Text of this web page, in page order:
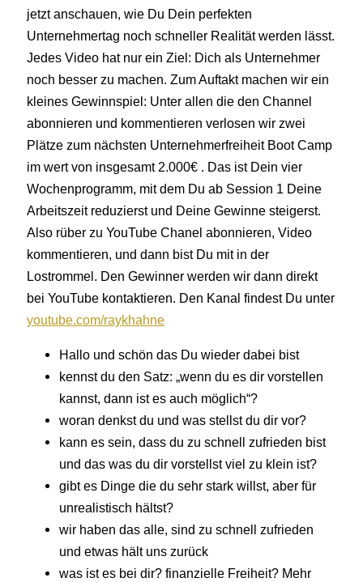
jetzt anschauen, wie Du Dein perfekten
Unternehmertag noch schneller Realität werden lässt.
Jedes Video hat nur ein Ziel: Dich als Unternehmer
noch besser zu machen. Zum Auftakt machen wir ein
kleines Gewinnspiel: Unter allen die den Channel
abonnieren und kommentieren verlosen wir zwei
Plätze zum nächsten Unternehmerfreiheit Boot Camp
im wert von insgesamt 2.000€ . Das ist Dein vier
Wochenprogramm, mit dem Du ab Session 1 Deine
Arbeitszeit reduzierst und Deine Gewinne steigerst.
Also rüber zu YouTube Chanel abonnieren, Video
kommentieren, und dann bist Du mit in der
Lostrommel. Den Gewinner werden wir dann direkt
bei YouTube kontaktieren. Den Kanal findest Du unter
youtube.com/raykhahne
Hallo und schön das Du wieder dabei bist
kennst du den Satz: „wenn du es dir vorstellen
kannst, dann ist es auch möglich“?
woran denkst du und was stellst du dir vor?
kann es sein, dass du zu schnell zufrieden bist
und das was du dir vorstellst viel zu klein ist?
gibt es Dinge die du sehr stark willst, aber für
unrealistisch hältst?
wir haben das alle, sind zu schnell zufrieden
und etwas hält uns zurück
was ist es bei dir? finanzielle Freiheit? Mehr